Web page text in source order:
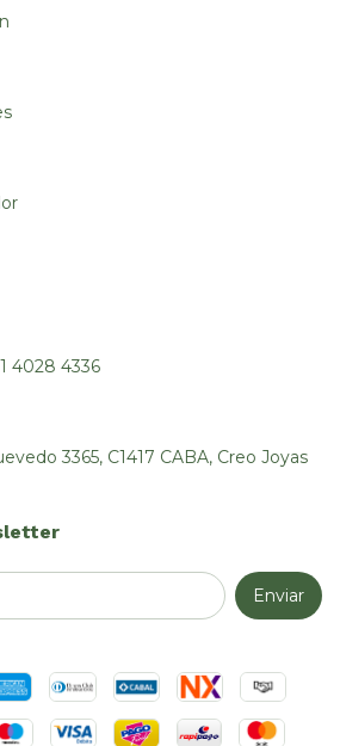
4028 4336
3365, C1417 CABA, Creo Joyas